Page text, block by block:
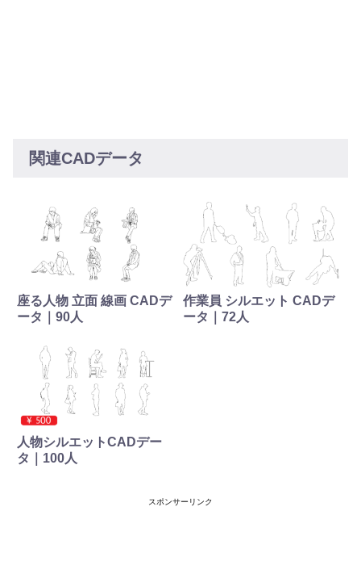
関連CADデータ
座る人物 立面 線画 CADデ
ータ｜90人
作業員 シルエット CADデ
ータ｜72人
人物シルエットCADデー
タ｜100人
スポンサーリンク